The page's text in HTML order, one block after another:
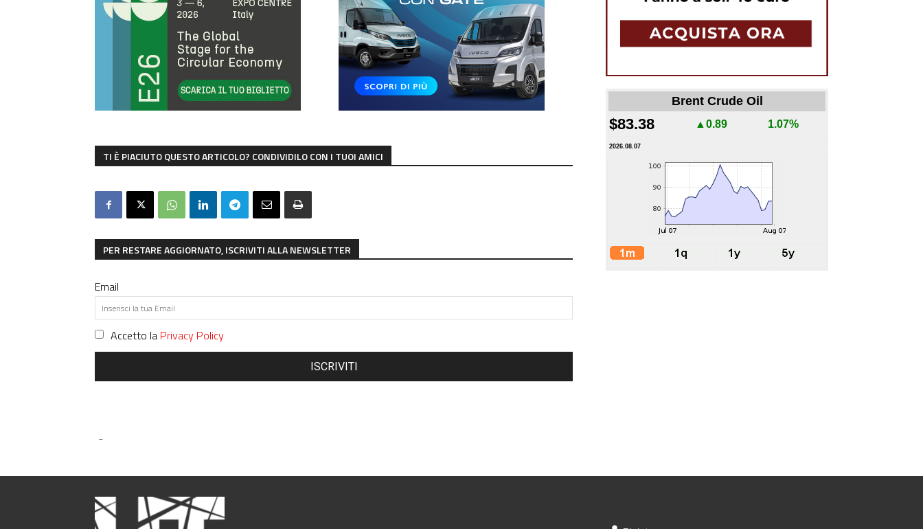
TI È PIACIUTO QUESTO ARTICOLO? CONDIVIDILO CON I TUOI AMICI
PER RESTARE AGGIORNATO, ISCRIVITI ALLA NEWSLETTER
Email
Accetto la Privacy Policy
ISCRIVITI
Brent Crude Oil
$83.38 ▲0.89 1.07%
2026.08.07
-